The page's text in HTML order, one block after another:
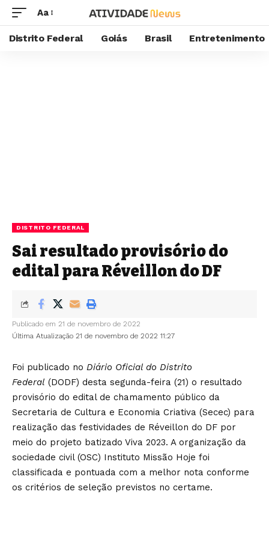
Aa
Distrito Federal Goiás Brasil Entretenimento
DISTRITO FEDERAL
Sai resultado provisório do
edital para Réveillon do DF
Última Atualização 21 de novembro de 2022 11:27
Publicado em 21 de novembro de 2022
Foi publicado no Diário Oficial do Distrito
Federal (DODF) desta segunda-feira (21) o resultado
provisório do edital de chamamento público da
Secretaria de Cultura e Economia Criativa (Secec) para
realização das festividades de Réveillon do DF por
meio do projeto batizado Viva 2023. A organização da
sociedade civil (OSC) Instituto Missão Hoje foi
classificada e pontuada com a melhor nota conforme
os critérios de seleção previstos no certame.